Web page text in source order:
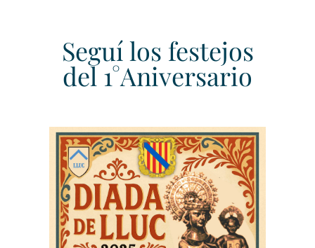
Seguí los festejos
del 1°Aniversario